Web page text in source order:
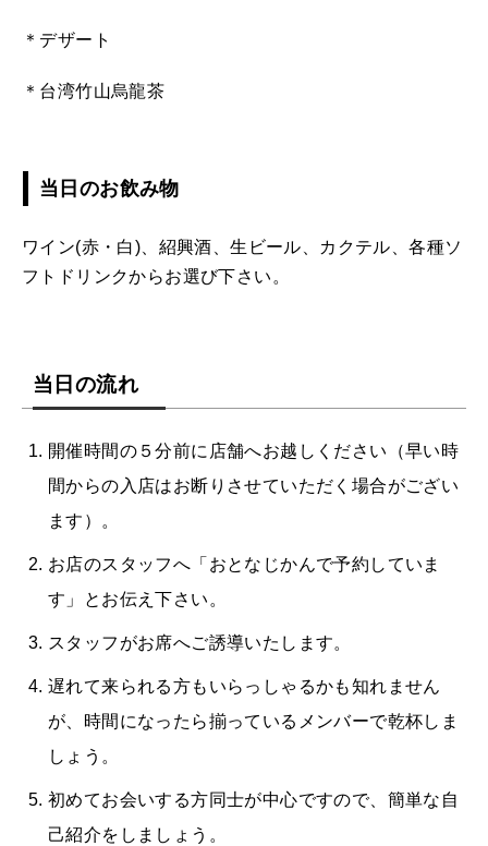
＊デザート
＊台湾竹山烏龍茶
当日のお飲み物
ワイン(赤・白)、紹興酒、生ビール、カクテル、各種ソ
フトドリンクからお選び下さい。
当日の流れ
開催時間の５分前に店舗へお越しください（早い時
間からの入店はお断りさせていただく場合がござい
ます）。
お店のスタッフへ「おとなじかんで予約していま
す」とお伝え下さい。
スタッフがお席へご誘導いたします。
遅れて来られる方もいらっしゃるかも知れません
が、時間になったら揃っているメンバーで乾杯しま
しょう。
初めてお会いする方同士が中心ですので、簡単な自
己紹介をしましょう。